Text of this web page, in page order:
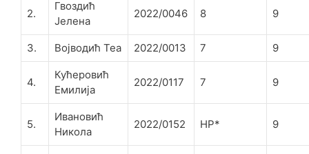
2.
Гвоздић
Јелена
2022/0046 8 9
3. Војводић Теа 2022/0013 7 9
4.
Кућеровић
Емилија
2022/0117 7 9
5.
Ивановић
Никола
2022/0152 НР* 9